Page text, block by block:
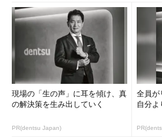
現場の「生の声」に耳を傾け、真
の解決策を生み出していく
PR(dentsu Japan)
全員が
自分よ